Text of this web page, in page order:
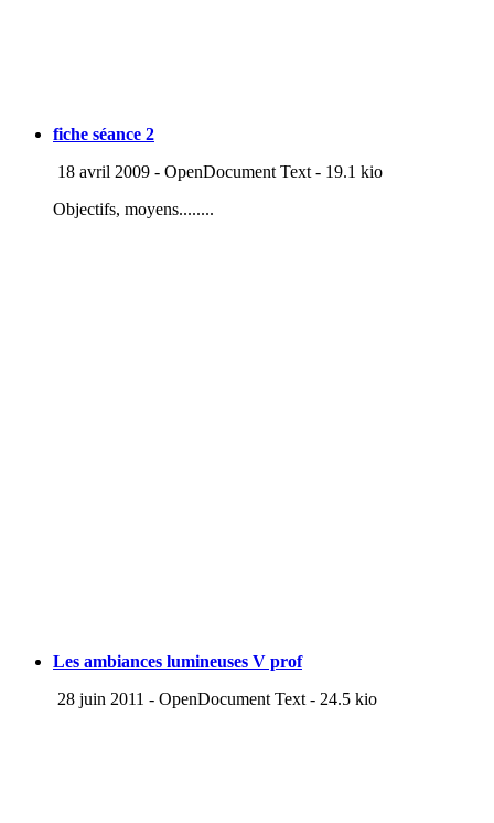
fiche séance 2
18 avril 2009 - OpenDocument Text - 19.1 kio
Objectifs, moyens........
Les ambiances lumineuses V prof
28 juin 2011 - OpenDocument Text - 24.5 kio